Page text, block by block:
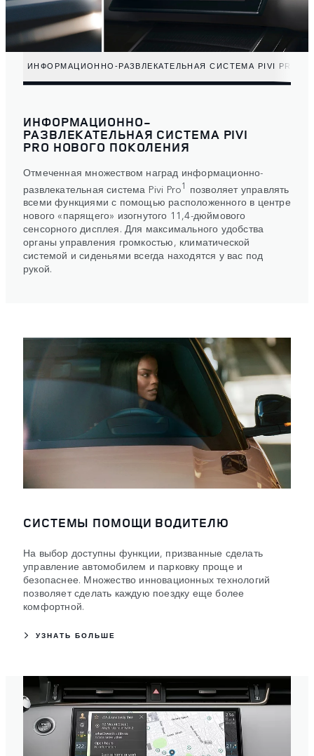
ИНФОРМАЦИОННО-РАЗВЛЕКАТЕЛЬНАЯ СИСТЕМА PIVI PRO
ИНФОРМАЦИОННО-
РАЗВЛЕКАТЕЛЬНАЯ СИСТЕМА PIVI
PRO НОВОГО ПОКОЛЕНИЯ
Отмеченная множеством наград информационно-
развлекательная система Pivi Pro1 позволяет управлять
всеми функциями с помощью расположенного в центре
нового «парящего» изогнутого 11,4-дюймового
сенсорного дисплея. Для максимального удобства
органы управления громкостью, климатической
системой и сиденьями всегда находятся у вас под
рукой.
СИСТЕМЫ ПОМОЩИ ВОДИТЕЛЮ
На выбор доступны функции, призванные сделать
управление автомобилем и парковку проще и
безопаснее. Множество инновационных технологий
позволяет сделать каждую поездку еще более
комфортной.
УЗНАТЬ БОЛЬШЕ